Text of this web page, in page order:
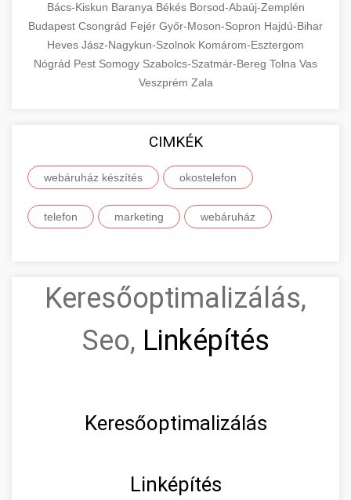
Bács-Kiskun Baranya Békés Borsod-Abaúj-Zemplén
Budapest Csongrád Fejér Győr-Moson-Sopron Hajdú-Bihar
Heves Jász-Nagykun-Szolnok Komárom-Esztergom
Nógrád Pest Somogy Szabolcs-Szatmár-Bereg Tolna Vas
Veszprém Zala
CIMKÉK
webáruház készítés okostelefon
telefon marketing webáruház
Keresőoptimalizálás,
Seo, Linképítés
Keresőoptimalizálás
Linképítés